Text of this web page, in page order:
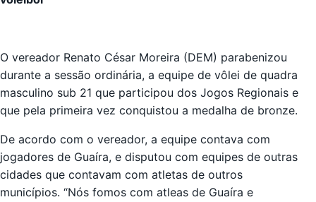
O vereador Renato César Moreira (DEM) parabenizou
durante a sessão ordinária, a equipe de vôlei de quadra
masculino sub 21 que participou dos Jogos Regionais e
que pela primeira vez conquistou a medalha de bronze.
De acordo com o vereador, a equipe contava com
jogadores de Guaíra, e disputou com equipes de outras
cidades que contavam com atletas de outros
municípios. “Nós fomos com atleas de Guaíra e